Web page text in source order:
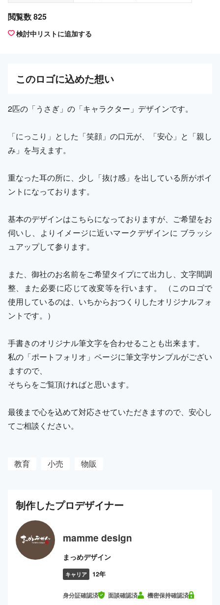
閲覧数 825
検討中リストに追加する
このロゴに込めた想い
2匹の「うさぎ」の「キャラクター」デザインです。
「にっこり」とした「笑顔」の口元が、「安心」と「親し
み」を与えます。
重なった耳の所に、少し「抜け感」を出している所がポイ
ントになっております。
基本のデザインはこちらになっておりますが、ご希望をお
伺いし、よりイメージに近いマークデザインに ブラッシ
ュアップして参ります。
また、御社のお名前をご希望タイプにて出力し、文字間調
整、また必要に応じて改変等を行います。 （このロゴで
使用しているのは、いちからおつくりしたオリジナルフォ
ントです。）
手書きのオリジナル筆文字を合わせることも出来ます。
私の「ポートフォリオ」ページに筆文字サンプルがござい
ますので、
そちらをご覧頂ければと思います。
最後まで心を込めて対応させていただきますので、安心し
てご相談ください。
教育 小売 物販
制作したプロデザイナー
mamme design
まっめデザイン
キャリア 12年
身分証確認済 面談確認済 機密保持確認済